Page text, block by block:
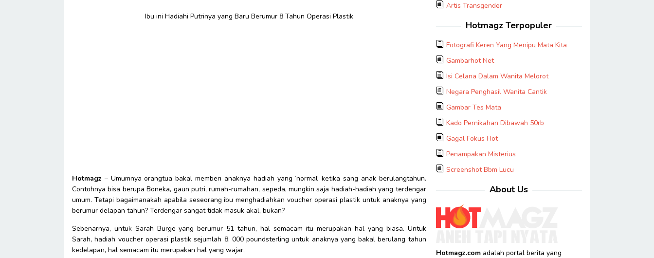
Ibu ini Hadiahi Putrinya yang Baru Berumur 8 Tahun Operasi Plastik
Hotmagz – Umumnya orangtua bakal memberi anaknya hadiah yang ‘normal’ ketika sang anak berulangtahun.
Contohnya bisa berupa Boneka, gaun putri, rumah-rumahan, sepeda, mungkin saja hadiah-hadiah yang terdengar
umum. Tetapi bagaimanakah apabila seseorang ibu menghadiahkan voucher operasi plastik untuk anaknya yang
berumur delapan tahun? Terdengar sangat tidak masuk akal, bukan?
Sebenarnya, untuk Sarah Burge yang berumur 51 tahun, hal semacam itu merupakan hal yang biasa. Untuk
Sarah, hadiah voucher operasi plastik sejumlah 8. 000 poundsterling untuk anaknya yang bakal berulang tahun
kedelapan, hal semacam itu merupakan hal yang wajar.
Artis Transgender
Hotmagz Terpopuler
Fotografi Keren Yang Menipu Mata Kita
Gambarhot Net
Isi Celana Dalam Wanita Melorot
Negara Penghasil Wanita Cantik
Gambar Tes Mata
Kado Pernikahan Dibawah 50rb
Gagal Fokus Hot
Penampakan Misterius
Screenshot Bbm Lucu
About Us
Hotmagz.comadalah portal berita yang